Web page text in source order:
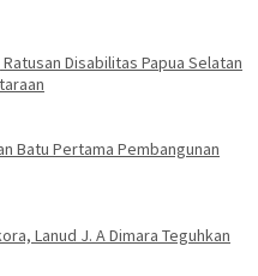
Disabilitas Papua Selatan
Batu Pertama Pembangunan
Lanud J. A Dimara Teguhkan